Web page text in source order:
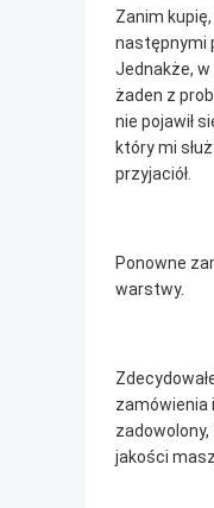
Zanim
następnymi
Jednakże, w
żaden z
nie pojawił
który mi
przyjaciół.
Ponowne
warstwy.
zamówienia
jakości